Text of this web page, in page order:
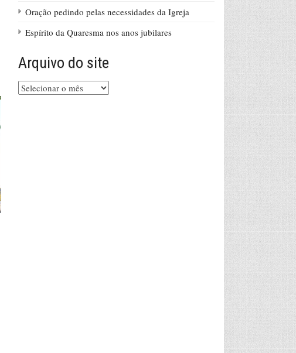
Oração pedindo pelas necessidades da Igreja
Espírito da Quaresma nos anos jubilares
Arquivo do site
Arquivo
do